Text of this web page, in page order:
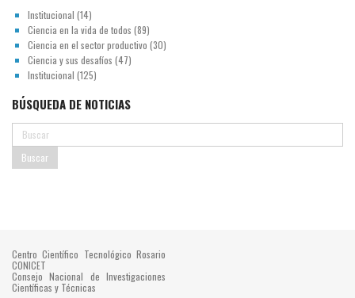
Institucional (14)
Ciencia en la vida de todos (89)
Ciencia en el sector productivo (30)
Ciencia y sus desafíos (47)
Institucional (125)
BÚSQUEDA DE NOTICIAS
Centro Científico Tecnológico Rosario
CONICET
Consejo Nacional de Investigaciones
Científicas y Técnicas